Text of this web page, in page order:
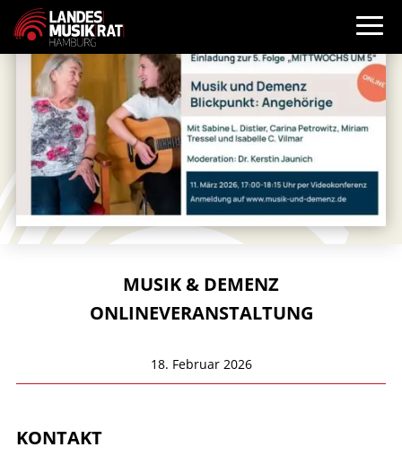
MUSIK & DEMENZ
ONLINEVERANSTALTUNG
18. Februar 2026
KONTAKT